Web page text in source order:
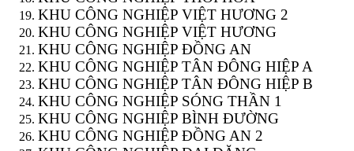
KHU CÔNG NGHIỆP VIỆT HƯƠNG 2
KHU CÔNG NGHIỆP VIỆT HƯƠNG
KHU CÔNG NGHIỆP ĐỒNG AN
KHU CÔNG NGHIỆP TÂN ĐÔNG HIỆP A
KHU CÔNG NGHIỆP TÂN ĐÔNG HIỆP B
KHU CÔNG NGHIỆP SÓNG THẦN 1
KHU CÔNG NGHIỆP BÌNH ĐƯỜNG
KHU CÔNG NGHIỆP ĐỒNG AN 2